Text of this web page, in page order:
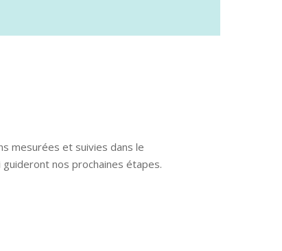
mesurées et suivies dans le
nos prochaines étapes.